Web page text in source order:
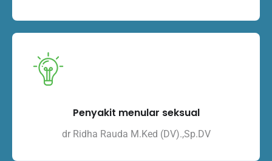
Penyakit menular seksual
dr Ridha Rauda M.Ked (DV).,Sp.DV